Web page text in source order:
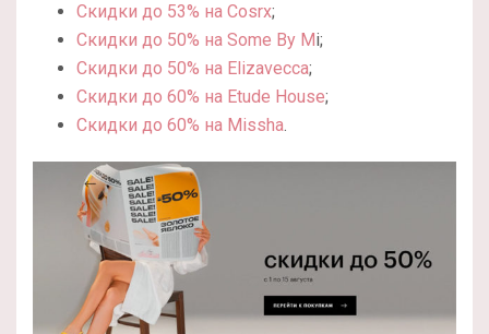
Скидки до 53% на Cosrx;
Скидки до 50% на Some By Mi;
Скидки до 50% на Elizavecca;
Скидки до 60% на Etude House;
Скидки до 60% на Missha.